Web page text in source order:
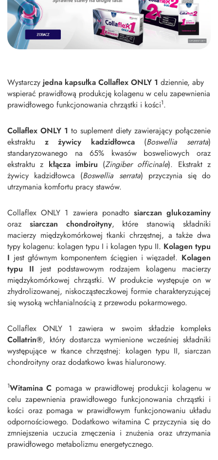
Wystarczy jedna kapsułka Collaflex ONLY 1 dziennie, aby
wspierać prawidłową produkcję kolagenu w celu zapewnienia
prawidłowego funkcjonowania chrząstki i kości1.
Collaflex ONLY 1 to suplement diety zawierający połączenie
ekstraktu z żywicy kadzidłowca(Boswellia serrata)
standaryzowanego na 65% kwasów bosweliowych oraz
ekstraktu z kłącza imbiru (Zingiber officinale). Ekstrakt z
żywicy kadzidłowca (Boswellia serrata) przyczynia się do
utrzymania komfortu pracy stawów.
Collaflex ONLY 1 zawiera ponadto siarczan glukozaminy
oraz siarczan chondroityny, które stanowią składniki
macierzy międzykomórkowej tkanki chrzęstnej, a także dwa
typy kolagenu: kolagen typu I i kolagen typu II. Kolagen typu
I jest głównym komponentem ścięgien i więzadeł. Kolagen
typu II jest podstawowym rodzajem kolagenu macierzy
międzykomórkowej chrząstki. W produkcie występuje on w
zhydrolizowanej, niskocząsteczkowej formie charakteryzującej
się wysoką wchłanialnością z przewodu pokarmowego.
Collaflex ONLY 1 zawiera w swoim składzie kompleks
Collatrin®, który dostarcza wymienione wcześniej składniki
występujące w tkance chrzęstnej: kolagen typu II, siarczan
chondroityny oraz dodatkowo kwas hialuronowy.
1Witamina C pomaga w prawidłowej produkcji kolagenu w
celu zapewnienia prawidłowego funkcjonowania chrząstki i
kości oraz pomaga w prawidłowym funkcjonowaniu układu
odpornościowego. Dodatkowo witamina C przyczynia się do
zmniejszenia uczucia zmęczenia i znużenia oraz utrzymania
prawidłowego metabolizmu energetycznego.